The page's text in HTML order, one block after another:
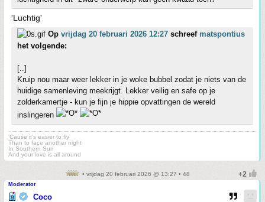
'Luchtig'
Op vrijdag 20 februari 2026 12:27 schreef matspontius
het volgende:
[..]
Kruip nou maar weer lekker in je woke bubbel zodat je niets van de
huidige samenleving meekrijgt. Lekker veilig en safe op je
zolderkamertje - kun je fijn je hippie opvattingen de wereld
inslingeren
'Cause it's easier to fly
Than to face another night
In Southern Sun
And your love is all around
• vrijdag 20 februari 2026 @ 13:27 • 48
Moderator
Coco